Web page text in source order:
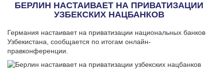
БЕРЛИН НАСТАИВАЕТ НА ПРИВАТИЗАЦИИ
УЗБЕКСКИХ НАЦБАНКОВ
Германия настаивает на приватизации национальных банков
Узбекистана, сообщается по итогам онлайн-
правконференции.